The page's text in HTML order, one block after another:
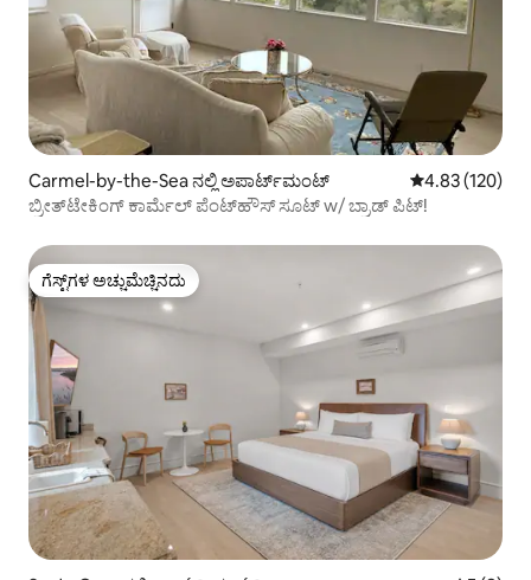
Carmel-by-the-Sea ನಲ್ಲಿ ಅಪಾರ್ಟ್‌ಮಂಟ್ 5 ರಲ್ಲಿ 4.83
4.83 (120)
ಬ್ರೀತ್‌ಟೇಕಿಂಗ್ ಕಾರ್ಮೆಲ್ ಪೆಂಟ್‌ಹೌಸ್ ಸೂಟ್ w/ ಬ್ರಾಡ್ ಪಿಟ್!
ಗೆಸ್ಟ್‌ಗಳ ಅಚ್ಚುಮೆಚ್ಚಿನದು
ಗೆಸ್ಟ್‌ಗಳ ಅಚ್ಚುಮೆಚ್ಚಿನದು